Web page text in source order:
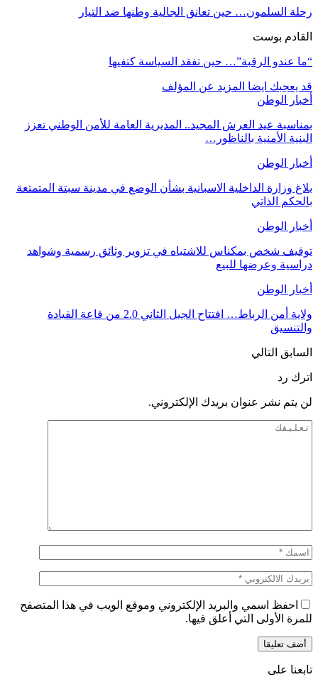
رحلة السلمون… حين تعانق الجالية وطنها ضد التيار
القادم بوست
“ما عندو الرقبة”… حين تفقد السياسة كتفيها
قد يعجبك ايضا المزيد عن المؤلف
أخبار الوطن
بمناسبة عيد العرش المجيد.. المديرية العامة للأمن الوطني تعزز
البنية الأمنية بالناظور…
أخبار الوطن
بلاغ وزارة الداخلية الاسبانية بشأن الوضع في مدينة سبتة المتمتعة
بالحكم الذاتي
أخبار الوطن
توقيف شخص بمكناس للاشتباه في تزوير وثائق رسمية وشواهد
دراسية وعرضها للبيع
أخبار الوطن
ولاية أمن الرباط… افتتاح الجيل الثاني 2.0 من قاعة القيادة
والتنسيق
السابق التالي
اترك رد
لن يتم نشر عنوان بريدك الإلكتروني.
احفظ اسمي والبريد الإلكتروني وموقع الويب في هذا المتصفح
للمرة الأولى التي أعلق فيها.
تابعنا على